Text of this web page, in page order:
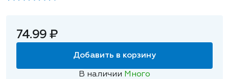
74.99 ₽
Добавить в корзину
В наличии Много